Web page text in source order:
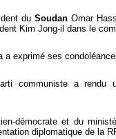
du SoudanOmar
Kim Jong-il dans le
a exprimé ses
communiste a rendu
démocrate et du
diplomatique de la